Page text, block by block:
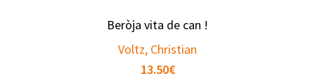
Beròja vita de can !
Voltz, Christian
13.50€